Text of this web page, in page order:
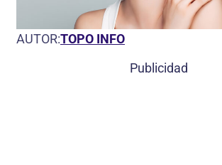
AUTOR:TOPO INFO
Publicidad